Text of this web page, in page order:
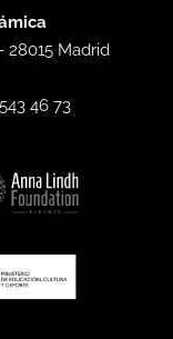
-28015 Madrid
46 73